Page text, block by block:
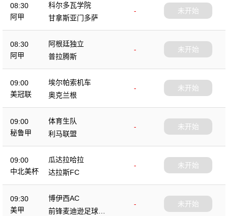
08:30
阿甲
科尔多瓦学院
-
甘拿斯亚门多萨
未开始
08:30
阿甲
阿根廷独立
-
普拉腾斯
未开始
09:00
美冠联
埃尔帕索机车
-
奥克兰根
未开始
09:00
秘鲁甲
体育生队
-
利马联盟
未开始
09:00
中北美杯
瓜达拉哈拉
-
达拉斯FC
未开始
09:30
美甲
博伊西AC
-
前锋麦迪逊足球俱
未开始